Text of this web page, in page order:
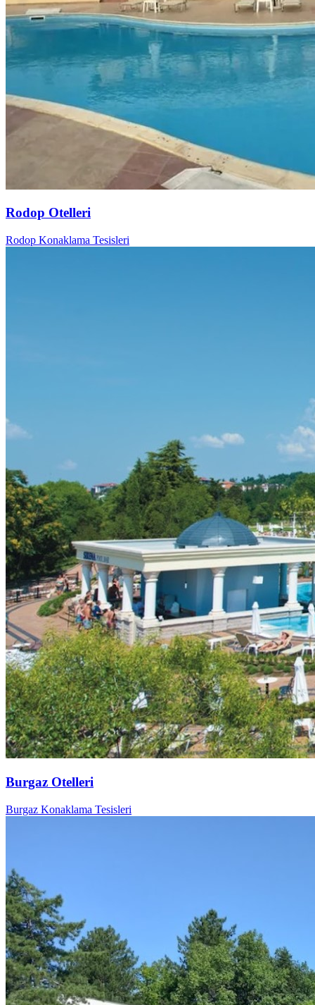
Rodop Otelleri
Rodop Konaklama Tesisleri
Burgaz Otelleri
Burgaz Konaklama Tesisleri